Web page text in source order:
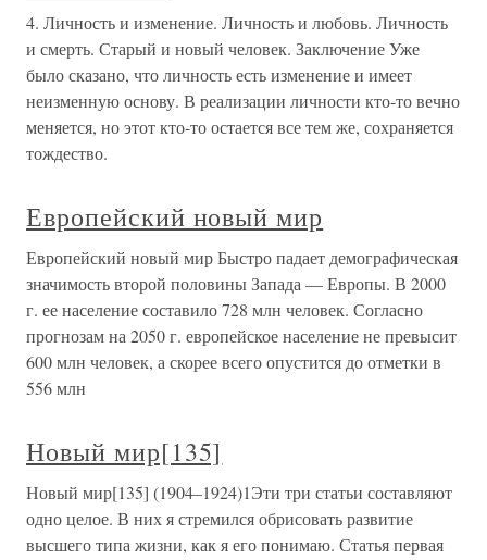
4. Личность и изменение. Личность и любовь. Личность
и смерть. Старый и новый человек. Заключение Уже
было сказано, что личность есть изменение и имеет
неизменную основу. В реализации личности кто-то вечно
меняется, но этот кто-то остается все тем же, сохраняется
тождество.
Европейский новый мир
Европейский новый мир Быстро падает демографическая
значимость второй половины Запада — Европы. В 2000
г. ее население составило 728 млн человек. Согласно
прогнозам на 2050 г. европейское население не превысит
600 млн человек, а скорее всего опустится до отметки в
556 млн
Новый мир[135]
Новый мир[135] (1904–1924)1Эти три статьи составляют
одно целое. В них я стремился обрисовать развитие
высшего типа жизни, как я его понимаю. Статья первая